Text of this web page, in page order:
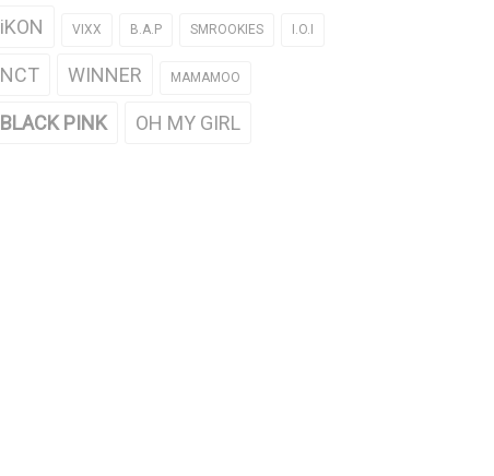
iKON VIXX B.A.P SMROOKIES I.O.I
NCT WINNER MAMAMOO
BLACK PINK OH MY GIRL